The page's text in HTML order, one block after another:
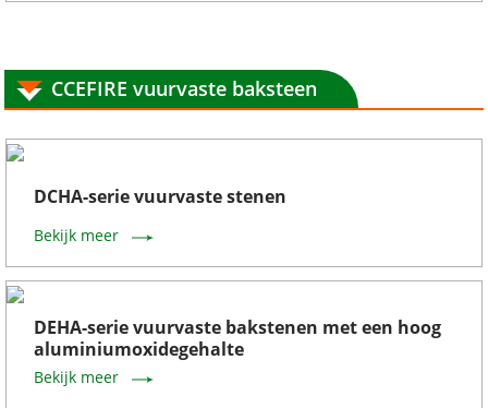
CCEFIRE vuurvaste baksteen
DCHA-serie vuurvaste stenen
Bekijk meer
DEHA-serie vuurvaste bakstenen met een hoog
aluminiumoxidegehalte
Bekijk meer